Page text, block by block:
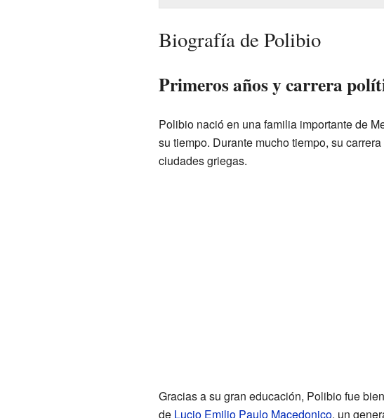
Biografía de Polibio
Primeros años y carrera
Polibio nació en una familia importante de
su tiempo. Durante mucho tiempo, su
ciudades griegas.
Gracias a su gran educación, Polibio fue
de Lucio Emilio Paulo Macedonico, un